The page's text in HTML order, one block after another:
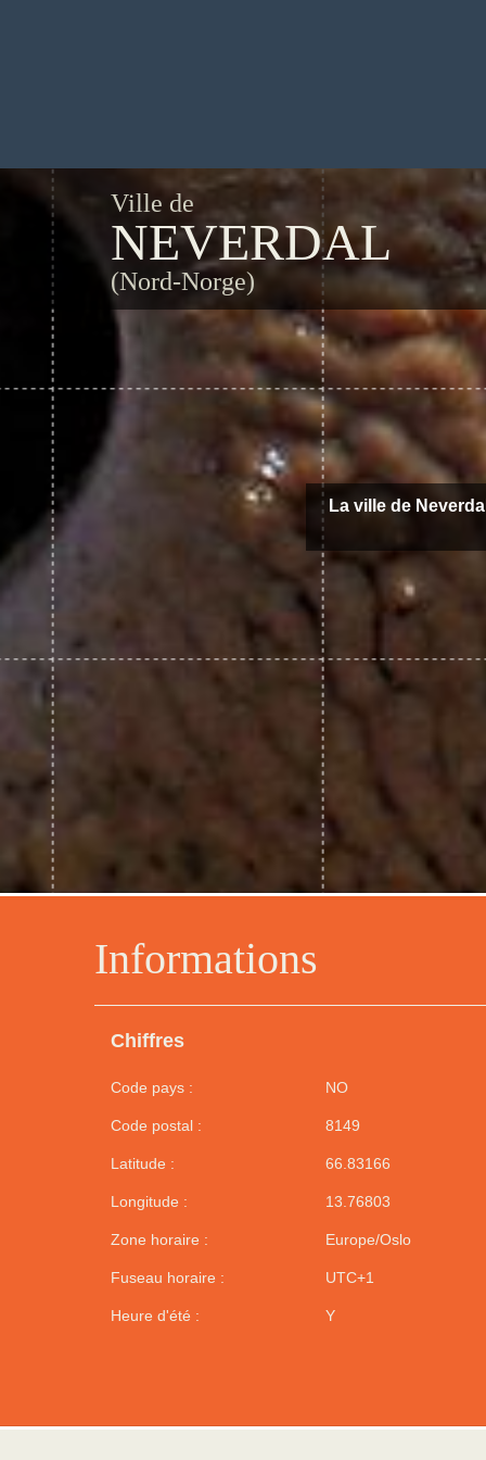
Ville de
NEVERDAL
(Nord-Norge)
Informations
Chiffres
Code pays : NO
Code postal : 8149
Latitude : 66.83166
Longitude : 13.76803
Zone horaire : Europe/Oslo
Fuseau horaire : UTC+1
Heure d'été : Y
La ville de